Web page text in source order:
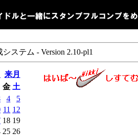
ステム - Version 2.10-pl1
来月
金 土
4
5
11 12
18 19
25 26